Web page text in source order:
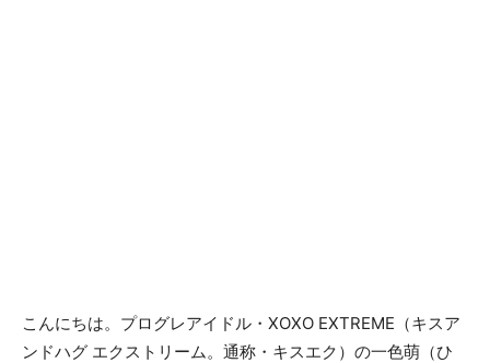
こんにちは。プログレアイドル・XOXO EXTREME（キスア
ンドハグ エクストリーム。通称・キスエク）の一色萌（ひ